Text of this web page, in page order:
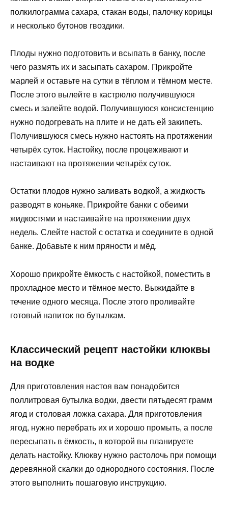
полкилограмма сахара, стакан воды, палочку корицы
и несколько бутонов гвоздики.
Плоды нужно подготовить и всыпать в банку, после
чего размять их и засыпать сахаром. Прикройте
марлей и оставьте на сутки в тёплом и тёмном месте.
После этого вылейте в кастрюлю получившуюся
смесь и залейте водой. Получившуюся консистенцию
нужно подогревать на плите и не дать ей закипеть.
Получившуюся смесь нужно настоять на протяжении
четырёх суток. Настойку, после процеживают и
настаивают на протяжении четырёх суток.
Остатки плодов нужно заливать водкой, а жидкость
разводят в коньяке. Прикройте банки с обеими
жидкостями и настаивайте на протяжении двух
недель. Слейте настой с остатка и соедините в одной
банке. Добавьте к ним пряности и мёд.
Хорошо прикройте ёмкость с настойкой, поместить в
прохладное место и тёмное место. Выжидайте в
течение одного месяца. После этого проливайте
готовый напиток по бутылкам.
Классический рецепт настойки клюквы
на водке
Для приготовления настоя вам понадобится
поллитровая бутылка водки, двести пятьдесят грамм
ягод и столовая ложка сахара. Для приготовления
ягод, нужно перебрать их и хорошо промыть, а после
пересыпать в ёмкость, в которой вы планируете
делать настойку. Клюкву нужно растолочь при помощи
деревянной скалки до однородного состояния. После
этого выполнить пошаговую инструкцию.